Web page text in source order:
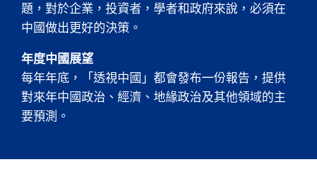
題，對於企業，投資者，學者和政府來說，必須在
中國做出更好的決策。
年度中國展望
每年年底，「透視中國」都會發布一份報告，提供
對來年中國政治、經濟、地緣政治及其他領域的主
要預測。